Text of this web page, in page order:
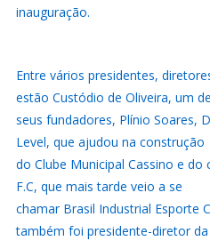
inauguração.
Entre vários presidentes,
estão Custódio de Oliveira, um de
seus fundadores, Plínio Soares,
Level, que ajudou na construção
do Clube Municipal Cassino e
F.C, que mais tarde veio a se
chamar Brasil Industrial Esporte
também foi presidente-diretor da